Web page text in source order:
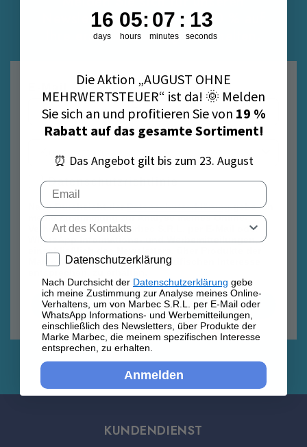
Newsletter an, um sofort 10 % auf
Ihre erste Bestellung zu erhalten.
Datenschutzrichtlinie
Datenschutzrichtlinie
Nach Durchsicht derDatenschutzerklärunggebe ich
meine Zustimmung zur Analyse meines Online-
Verhaltens, um von Marbec S.R.L. per E-Mail oder
WhatsApp Informations- und Werbemitteilungen,
einschließlich des Newsletters, über Produkte der
Marke Marbec, die meinem spezifischen Interesse
Anmelden
KUNDENDIENST
Countdown ends in:
16
16
days
5
05
hours
: 7
07
minutes
: 12
12
seconds
Die Aktion „AUGUST OHNE
MEHRWERTSTEUER“ ist da! 🌞 Melden
Sie sich an und profitieren Sie von 19 %
Rabatt auf das gesamte Sortiment!
⏰ Das Angebot gilt bis zum 23. August
Email
Tipo di contatto
Privacy policy
Datenschutzerklärung
Nach Durchsicht der Datenschutzerklärung gebe
ich meine Zustimmung zur Analyse meines Online-
Verhaltens, um von Marbec S.R.L. per E-Mail oder
WhatsApp Informations- und Werbemitteilungen,
einschließlich des Newsletters, über Produkte der
Marke Marbec, die meinem spezifischen Interesse
entsprechen, zu erhalten.
Anmelden